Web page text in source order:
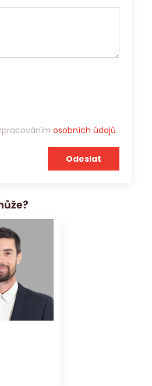
zaměstnavatelům a
údaje může v souladu s účelem
na spolupráci s Vámi!
osobních údajů